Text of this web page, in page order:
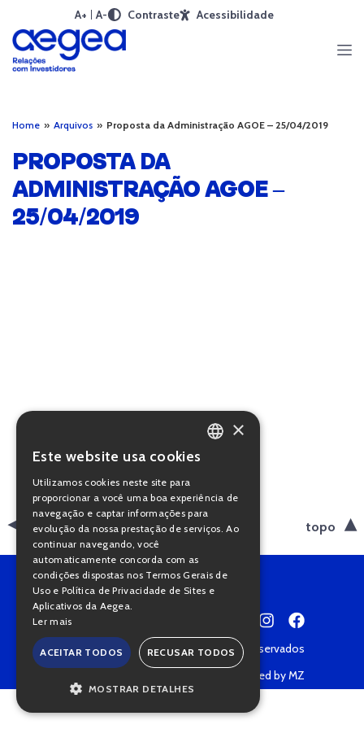
A+ A- Contraste Acessibilidade
Home » Arquivos » Proposta da Administração AGOE – 25/04/2019
PROPOSTA DA
ADMINISTRAÇÃO AGOE –
25/04/2019
voltar topo
Copyright © 2022 • Todos os direitos reservados
Powered by MZ
PORTUGUESE
×
Este website usa cookies
Utilizamos cookies neste site para
proporcionar a você uma boa experiência de
navegação e captar informações para
evolução da nossa prestação de serviços. Ao
continuar navegando, você
automaticamente concorda com as
condições dispostas nos Termos Gerais de
Uso e Política de Privacidade de Sites e
Aplicativos da Aegea.
Ler mais
ACEITAR TODOS RECUSAR TODOS
MOSTRAR DETALHES